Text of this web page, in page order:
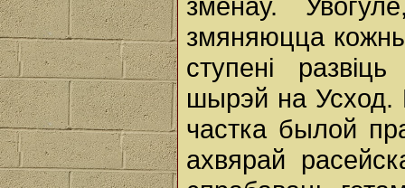
змяняюцца
ступені
шырэй на Усход.
частка былой
ахвярай